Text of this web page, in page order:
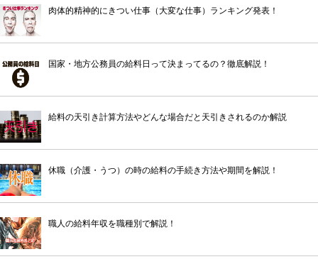
肉体的精神的にきつい仕事（大変な仕事）ランキング発表！
国家・地方公務員の給料日って決まってるの？徹底解説！
給料の天引き計算方法やどんな場合だと天引きされるのか解説
休職（介護・うつ）の時の給料の手続き方法や期間を解説！
職人の給料年収を職種別で解説！